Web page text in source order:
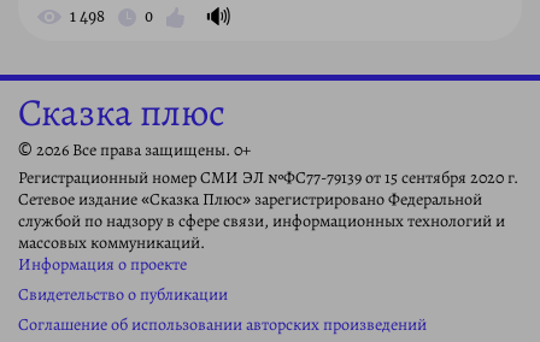
1 498 0 🔊
Сказка плюс
© 2026 Все права защищены. 0+
Регистрационный номер СМИ ЭЛ №ФС77-79139 от 15 сентября 2020 г.
Сетевое издание «Сказка Плюс» зарегистрировано Федеральной
службой по надзору в сфере связи, информационных технологий и
массовых коммуникаций.
Информация о проекте
Свидетельство о публикации
Соглашение об использовании авторских произведений